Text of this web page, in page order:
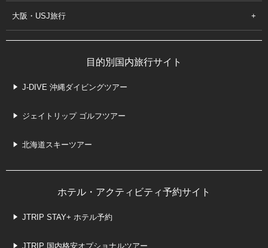
大阪・USJ旅行
目的別国内旅行サイト
J-DIVE 沖縄ダイビングツアー
ジェイトリップ ゴルフツアー
北海道スキーツアー
ホテル・アクティビティ予約サイト
JTRIP STAY+ ホテル予約
JTRIP 国内格安オプショナルツアー